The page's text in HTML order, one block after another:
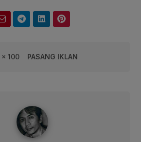
100 PASANG IKLAN